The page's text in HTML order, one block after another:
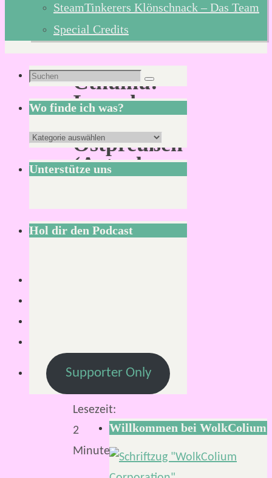
SteamTinkerers Klönschnack – Das Team
Special Credits
Cthulhu:
Irgendwo
in
Ostpreußen
(Actual
November
Lesezeit:
2
Minuten
Suchen
nach:
Suchen
Wo finde ich was?
Wo
finde
ich
Unterstütze uns
Hol dir den Podcast
Supporter Only
Willkommen bei WolkColium